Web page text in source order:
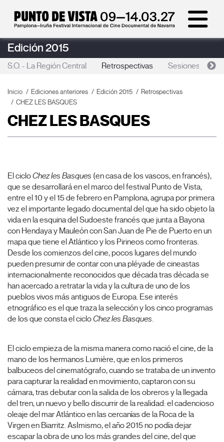
Edición 2015
S.O. - La Región Central Retrospectivas Sesiones
Inicio Ediciones anteriores Edición 2015
Retrospectivas
CHEZ LES BASQUES
CHEZ LES BASQUES
El cicloChez les Basques (en casa de los vascos, en francés),
que se desarrollará en el marco del festival Punto de Vista,
entre el 10 y el 15 de febrero en Pamplona, agrupa por primera
vez el importante legado documental del que ha sido objeto la
vida en la esquina del Sudoeste francés que junta a Bayona
con Hendaya y Mauleón con San Juan de Pie de Puerto en un
mapa que tiene el Atlántico y los Pirineos como fronteras.
Desde los comienzos del cine, pocos lugares del mundo
pueden presumir de contar con una pléyade de cineastas
internacionalmente reconocidos que década tras década se
han acercado a retratar la vida y la cultura de uno de los
pueblos vivos más antiguos de Europa. Ese interés
etnográfico es el que traza la selección y los cinco programas
de los que consta el cicloChez les Basques.
El ciclo empieza de la misma manera como nació el cine, de la
mano de los hermanos Lumière, que en los primeros
balbuceos del cinematógrafo, cuando se trataba de un invento
para capturar la realidad en movimiento, captaron con su
cámara, tras debutar con la salida de los obreros y la llegada
del tren, un nuevo y bello discurrir de la realidad: el cadencioso
oleaje del mar Atlántico en las cercanías de la Roca de la
Virgen en Biarritz. AsImismo, el año 2015 no podía dejar
escapar la obra de uno los más grandes del cine, del que